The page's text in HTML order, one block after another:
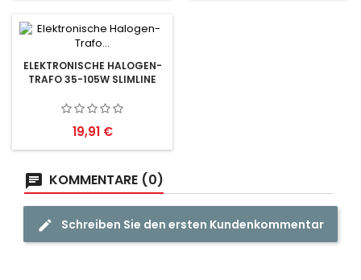
ELEKTRONISCHE HALOGEN-
TRAFO 35-105W SLIMLINE
Preis
19,91 €
KOMMENTARE (0)
Schreiben Sie den ersten Kundenkommentar